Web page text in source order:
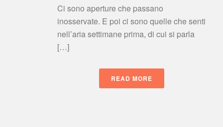
Ci sono aperture che passano
inosservate. E poi ci sono quelle che senti
nell’aria settimane prima, di cui si parla
[…]
READ MORE